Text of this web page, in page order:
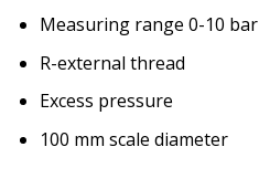
Measuring range 0-10 bar
R-external thread
Excess pressure
100 mm scale diameter